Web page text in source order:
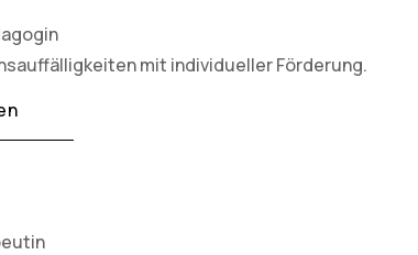
mit individueller Förderung.